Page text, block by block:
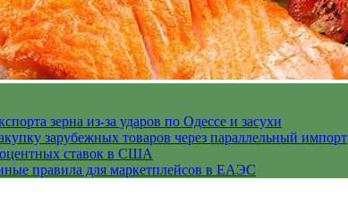
зерна из-за ударов по Одессе и засухи
зарубежных товаров через параллельный импорт
ставок в США
правила для маркетплейсов в ЕАЭС